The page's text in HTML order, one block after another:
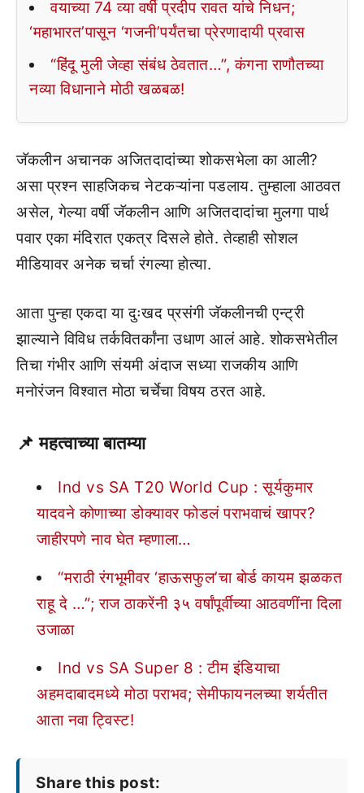
वयाच्या 74 व्या वर्षी प्रदीप रावत यांचे निधन;
‘महाभारत’पासून ‘गजनी’पर्यंतचा प्रेरणादायी प्रवास
“हिंदू मुली जेव्हा संबंध ठेवतात…”, कंगना राणौतच्या
नव्या विधानाने मोठी खळबळ!
जॅकलीन अचानक अजितदादांच्या शोकसभेला का आली?
असा प्रश्न साहजिकच नेटकऱ्यांना पडलाय. तुम्हाला आठवत
असेल, गेल्या वर्षी जॅकलीन आणि अजितदादांचा मुलगा पार्थ
पवार एका मंदिरात एकत्र दिसले होते. तेव्हाही सोशल
मीडियावर अनेक चर्चा रंगल्या होत्या.
आता पुन्हा एकदा या दुःखद प्रसंगी जॅकलीनची एन्ट्री
झाल्याने विविध तर्कवितर्कांना उधाण आलं आहे. शोकसभेतील
तिचा गंभीर आणि संयमी अंदाज सध्या राजकीय आणि
मनोरंजन विश्वात मोठा चर्चेचा विषय ठरत आहे.
📌महत्वाच्या बातम्या
Ind vs SA T20 World Cup : सूर्यकुमार
यादवने कोणाच्या डोक्यावर फोडलं पराभवाचं खापर?
जाहीरपणे नाव घेत म्हणाला…
“मराठी रंगभूमीवर ‘हाऊसफुल’चा बोर्ड कायम झळकत
राहू दे …”; राज ठाकरेंनी ३५ वर्षांपूर्वीच्या आठवणींना दिला
उजाळा
Ind vs SA Super 8 : टीम इंडियाचा
अहमदाबादमध्ये मोठा पराभव; सेमीफायनलच्या शर्यतीत
आता नवा ट्विस्ट!
Share this post: